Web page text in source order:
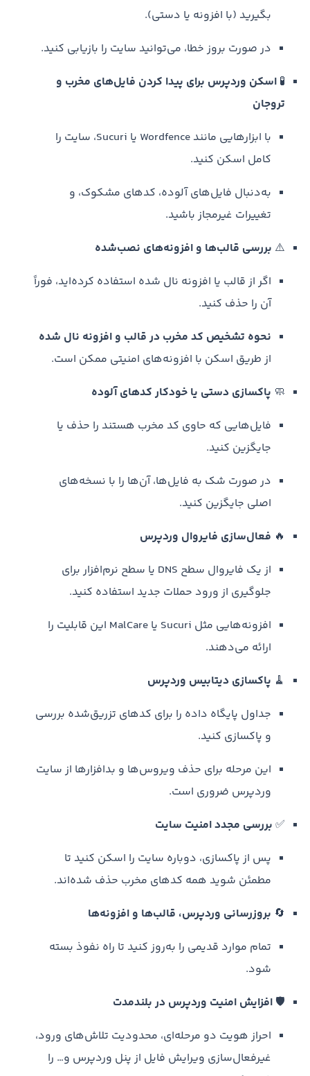
بگیرید (با افزونه یا دستی).
در صورت بروز خطا، می‌توانید سایت را بازیابی کنید.
🧪 اسکن وردپرس برای پیدا کردن فایل‌های مخرب و
تروجان
با ابزارهایی مانند Wordfence یا Sucuri، سایت را
کامل اسکن کنید.
به‌دنبال فایل‌های آلوده، کدهای مشکوک، و
تغییرات غیرمجاز باشید.
⚠️ بررسی قالب‌ها و افزونه‌های نصب‌شده
اگر از قالب یا افزونه نال شده استفاده کرده‌اید، فوراً
آن را حذف کنید.
نحوه تشخیص کد مخرب در قالب و افزونه نال شده
از طریق اسکن با افزونه‌های امنیتی ممکن است.
🧼 پاکسازی دستی یا خودکار کدهای آلوده
فایل‌هایی که حاوی کد مخرب هستند را حذف یا
جایگزین کنید.
در صورت شک به فایل‌ها، آن‌ها را با نسخه‌های
اصلی جایگزین کنید.
🔥 فعال‌سازی فایروال وردپرس
از یک فایروال سطح DNS یا سطح نرم‌افزار برای
جلوگیری از ورود حملات جدید استفاده کنید.
افزونه‌هایی مثل Sucuri یا MalCare این قابلیت را
ارائه می‌دهند.
🧹 پاکسازی دیتابیس وردپرس
جداول پایگاه داده را برای کدهای تزریق‌شده بررسی
و پاکسازی کنید.
این مرحله برای حذف ویروس‌ها و بدافزارها از سایت
وردپرس ضروری است.
✅ بررسی مجدد امنیت سایت
پس از پاکسازی، دوباره سایت را اسکن کنید تا
مطمئن شوید همه کدهای مخرب حذف شده‌اند.
🔄 بروزرسانی وردپرس، قالب‌ها و افزونه‌ها
تمام موارد قدیمی را به‌روز کنید تا راه نفوذ بسته
شود.
🛡️ افزایش امنیت وردپرس در بلندمدت
احراز هویت دو مرحله‌ای، محدودیت تلاش‌های ورود،
غیرفعال‌سازی ویرایش فایل از پنل وردپرس و… را